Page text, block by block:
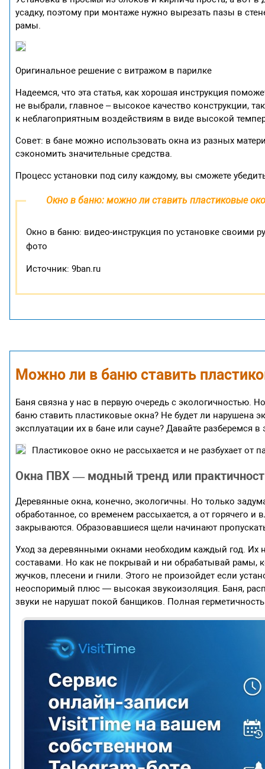
усадку, поэтому при монтаже нужно вырезать пазы в
рамы.
Оригинальное решение с витражом в парилке
Надеемся, что эта статья, как хорошая инструкция
не выбрали, главное – высокое качество конструкции,
к неблагоприятным воздействиям в виде высокой
Совет: в бане можно использовать окна из разных
сэкономить значительные средства.
Процесс установки под силу каждому, вы сможете
Окно в баню: можно ли ставить пластиковые
Окно в баню: видео-инструкция по установке своими
фото
Источник: 9ban.ru
Можно ли в баню ставить
Баня связна у нас в первую очередь с экологичностью.
баню ставить пластиковые окна? Не будет ли нарушена
эксплуатации их в бане или сауне? Давайте разберемся в
Пластиковое окно не рассыхается и не разбухает от
Окна ПВХ — модный тренд или
Деревянные окна, конечно, экологичны. Но только
обработанное, со временем рассыхается, а от горячего
закрываются. Образовавшиеся щели начинают
Уход за деревянными окнами необходим каждый год.
составами. Но как не покрывай и ни обрабатывай рамы,
жучков, плесени и гнили. Этого не произойдет если
неоспоримый плюс — высокая звукоизоляция. Баня,
звуки не нарушат покой банщиков. Полная